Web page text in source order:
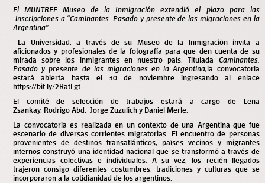
El MUNTREF Museo de la Inmigración extendió el plazo para las
inscripciones a “Caminantes. Pasado y presente de las migraciones en la
Argentina”.
La Universidad, a través de su Museo de la Inmigración invita a
aficionados y profesionales de la fotografía para que den cuenta de su
mirada sobre los inmigrantes en nuestro país. Titulada Caminantes.
Pasado y presente de las migraciones en la Argentina,la convocatoria
estará abierta hasta el 30 de noviembre ingresando al enlace
https://bit.ly/2RatLgt.
El comité de selección de trabajos estará a cargo de Lena
Zsankay, Rodrigo Abd, Jorge Zuzulich y Daniel Merle.
La convocatoria es realizada en un contexto de una Argentina que fue
escenario de diversas corrientes migratorias. El encuentro de personas
provenientes de destinos transatlánticos, países vecinos y migrantes
internos construyó una identidad nacional que se transformó a través de
experiencias colectivas e individuales. A su vez, los recién llegados
trajeron consigo diferentes costumbres, tradiciones y culturas que se
incorporaron a la cotidianidad de los argentinos.